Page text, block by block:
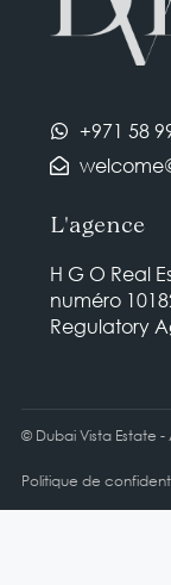
+971 58
L'agence
H G O Real
numéro
Regulatory
© Dubai Vista Estate -
Politique de